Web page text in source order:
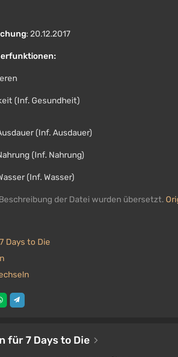
: 20.12.2017
(Inf. Gesundheit)
(Inf. Ausdauer)
(Inf. Nahrung)
(Inf. Wasser)
der Datei wurden übersetzt.
Days to Die
für 7 Days to Die